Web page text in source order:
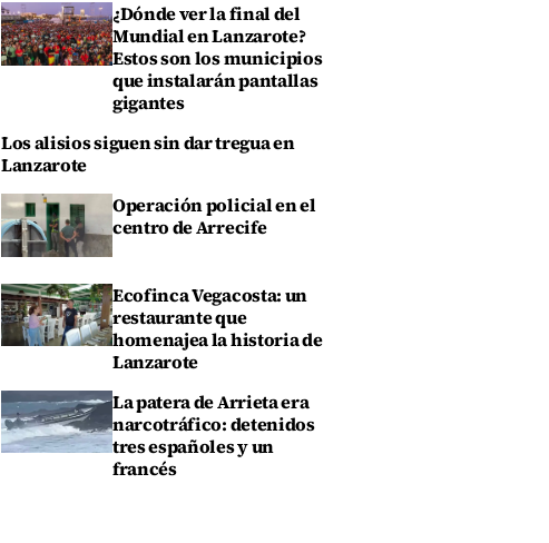
¿Dónde ver la final del
Mundial en Lanzarote?
Estos son los municipios
que instalarán pantallas
gigantes
Los alisios siguen sin dar tregua en
Lanzarote
Operación policial en el
centro de Arrecife
Ecofinca Vegacosta: un
restaurante que
homenajea la historia de
Lanzarote
La patera de Arrieta era
narcotráfico: detenidos
tres españoles y un
francés